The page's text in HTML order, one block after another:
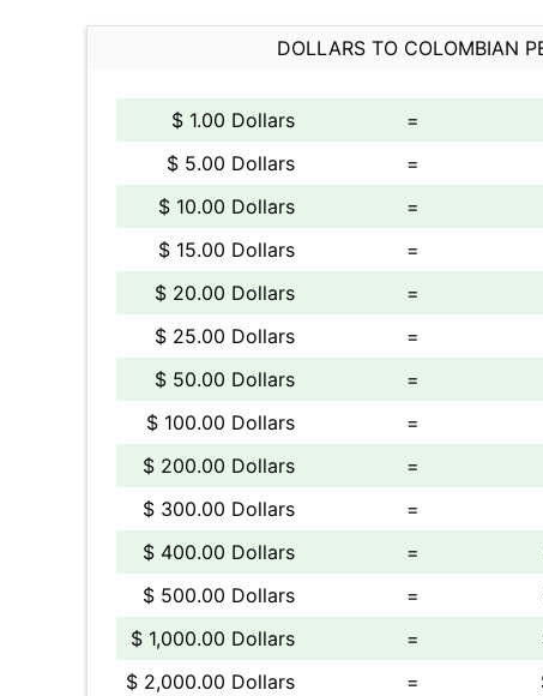
DOLLARS TO COLOMBIAN
$ 1.00 Dollars =
$ 5.00 Dollars
=
$ 10.00 Dollars
=
$ 15.00 Dollars
=
$ 20.00 Dollars
=
$ 25.00 Dollars
=
$ 50.00 Dollars
=
$ 100.00 Dollars
=
$ 200.00 Dollars
=
$ 300.00 Dollars
=
$ 400.00 Dollars
=
$ 500.00 Dollars
=
$ 1,000.00 Dollars
=
$ 2,000.00 Dollars
=